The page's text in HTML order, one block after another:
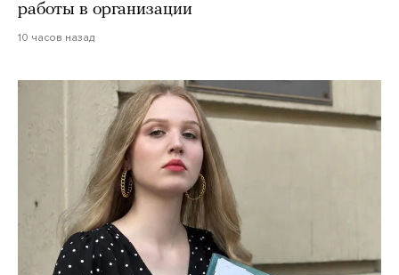
работы в организации
10 часов назад